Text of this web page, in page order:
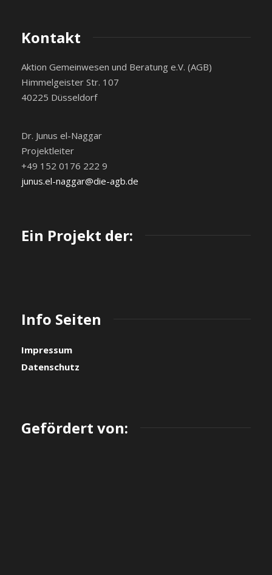
Kontakt
Aktion Gemeinwesen und Beratung e.V. (AGB)
Himmelgeister Str. 107
40225 Düsseldorf
Dr. Junus el-Naggar
Projektleiter
+49 152 0176 222 9
junus.el-naggar@die-agb.de
Ein Projekt der:
Info Seiten
Impressum
Datenschutz
Gefördert von: